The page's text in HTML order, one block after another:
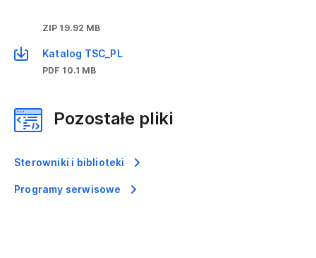
ZIP 19.92 MB
Katalog TSC_PL
PDF 10.1 MB
Pozostałe pliki
Sterowniki i biblioteki
Programy serwisowe